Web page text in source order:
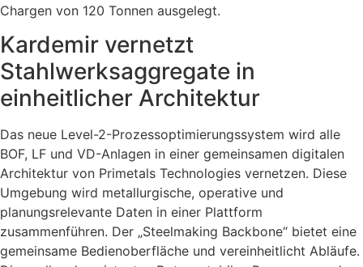
Chargen von 120 Tonnen ausgelegt.
Kardemir vernetzt
Stahlwerksaggregate in
einheitlicher Architektur
Das neue Level-2-Prozessoptimierungssystem wird alle
BOF, LF und VD-Anlagen in einer gemeinsamen digitalen
Architektur von Primetals Technologies vernetzen. Diese
Umgebung wird metallurgische, operative und
planungsrelevante Daten in einer Plattform
zusammenführen. Der „Steelmaking Backbone“ bietet eine
gemeinsame Bedienoberfläche und vereinheitlicht Abläufe.